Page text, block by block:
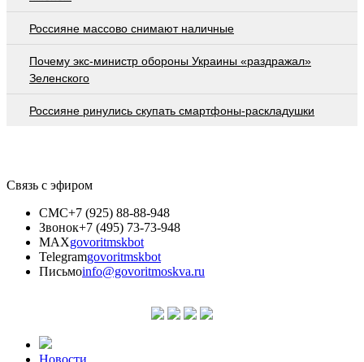
Россияне массово снимают наличные
Почему экс-министр обороны Украины «раздражал»
Зеленского
Россияне ринулись скупать смартфоны-раскладушки
Связь с эфиром
СМС+7 (925) 88-88-948
Звонок+7 (495) 73-73-948
MAXgovoritmskbot
Telegramgovoritmskbot
Письмоinfo@govoritmoskva.ru
Новости